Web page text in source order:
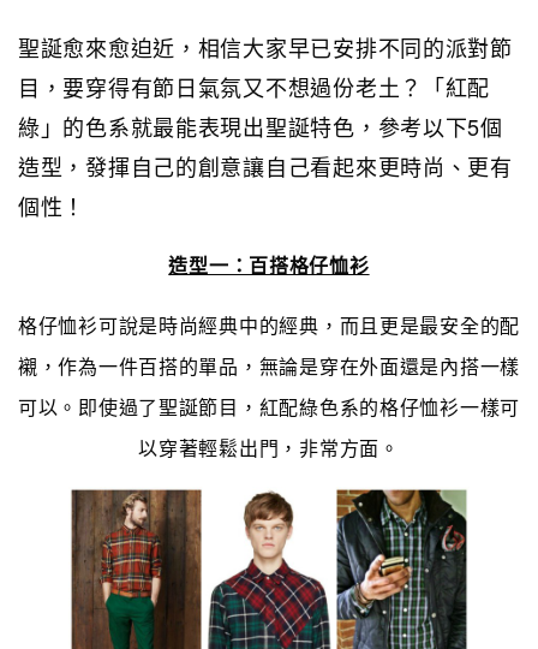
聖誕愈來愈迫近，相信大家早已安排不同的派對節
目，要穿得有節日氣氛又不想過份老土？「紅配
綠」的色系就最能表現出聖誕特色，參考以下5個
造型，發揮自己的創意讓自己看起來更時尚、更有
個性！
造型一：百搭格仔恤衫
格仔恤衫可說是時尚經典中的經典，而且更是最安全的配
襯，作為一件百搭的單品，無論是穿在外面還是內搭一樣
可以。即使過了聖誕節目，紅配綠色系的格仔恤衫一樣可
以穿著輕鬆出門，非常方面。